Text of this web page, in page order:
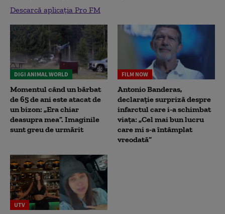
Descarcă aplicația Pro FM
DIGI ANIMAL WORLD
Momentul când un bărbat
de 65 de ani este atacat de
un bizon: „Era chiar
deasupra mea”. Imaginile
sunt greu de urmărit
FILM NOW
Antonio Banderas,
declarație surpriză despre
infarctul care i-a schimbat
viața: „Cel mai bun lucru
care mi s-a întâmplat
vreodată”
UTV